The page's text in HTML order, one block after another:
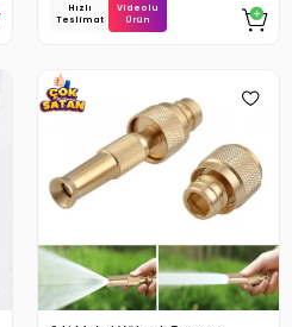
Hızlı
Teslimat
Videolu
Ürün